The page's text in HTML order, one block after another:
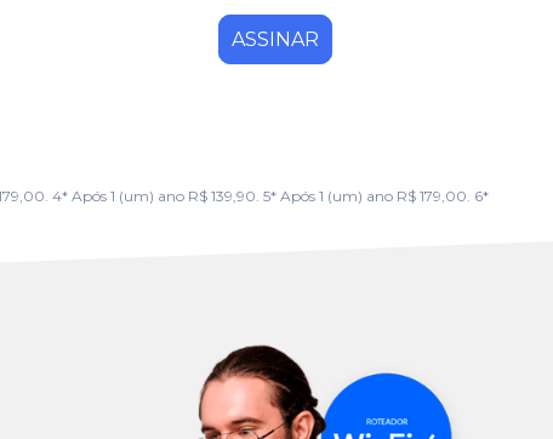
ASSINAR
4* Após 1 (um) ano R$ 139,90. 5* Após 1 (um) ano R$ 179,00. 6*